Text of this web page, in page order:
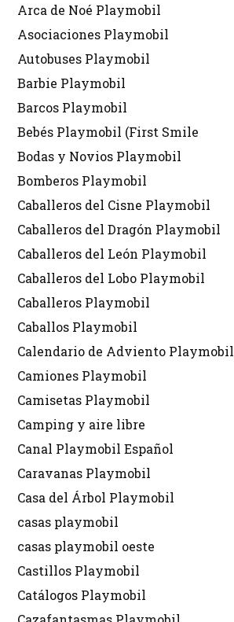
Arca de Noé Playmobil
Asociaciones Playmobil
Autobuses Playmobil
Barbie Playmobil
Barcos Playmobil
Bebés Playmobil (First Smile
Bodas y Novios Playmobil
Bomberos Playmobil
Caballeros del Cisne Playmobil
Caballeros del Dragón Playmobil
Caballeros del León Playmobil
Caballeros del Lobo Playmobil
Caballeros Playmobil
Caballos Playmobil
Calendario de Adviento Playmobil
Camiones Playmobil
Camisetas Playmobil
Camping y aire libre
Canal Playmobil Español
Caravanas Playmobil
Casa del Árbol Playmobil
casas playmobil
casas playmobil oeste
Castillos Playmobil
Catálogos Playmobil